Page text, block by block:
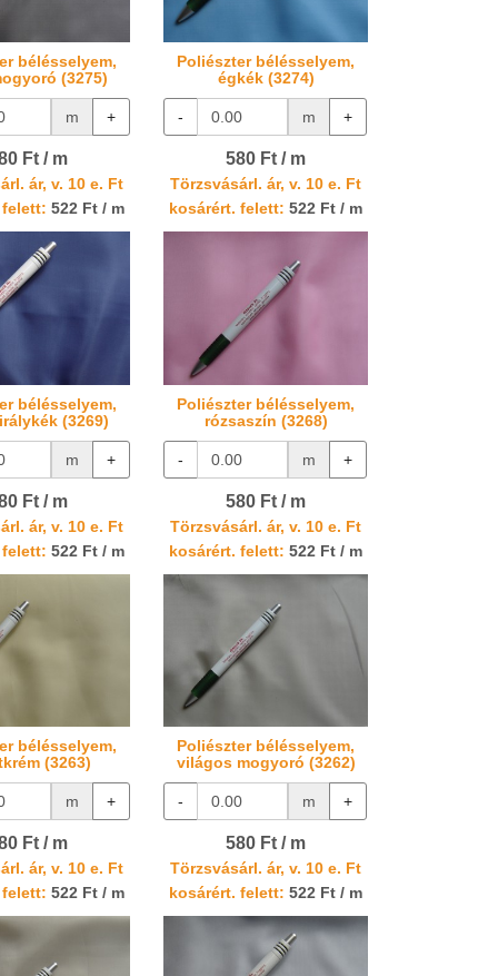
bélésselyem,
(3275)
m +
Ft / m
ár, v. 10 e. Ft
felett: 522 Ft / m
Poliészter bélésselyem,
égkék (3274)
- m +
580 Ft / m
Törzsvásárl. ár, v. 10 e. Ft
kosárért. felett: 522 Ft / m
bélésselyem,
(3269)
m +
Ft / m
ár, v. 10 e. Ft
felett: 522 Ft / m
Poliészter bélésselyem,
rózsaszín (3268)
- m +
580 Ft / m
Törzsvásárl. ár, v. 10 e. Ft
kosárért. felett: 522 Ft / m
bélésselyem,
(3263)
m +
Ft / m
ár, v. 10 e. Ft
felett: 522 Ft / m
Poliészter bélésselyem,
világos mogyoró (3262)
- m +
580 Ft / m
Törzsvásárl. ár, v. 10 e. Ft
kosárért. felett: 522 Ft / m